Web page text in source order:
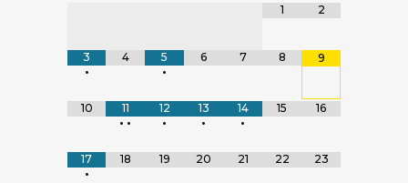
1
2
3
•
4
5
•
6 7 8 9
10
11
• •
12
•
13
•
14
•
15 16
17
•
18 19 20 21 22 23